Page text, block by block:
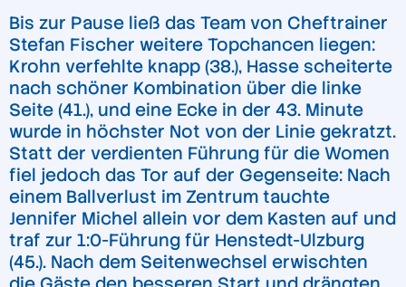
Bis zur Pause ließ das Team von Cheftrainer
Stefan Fischer weitere Topchancen liegen:
Krohn verfehlte knapp (38.), Hasse scheiterte
nach schöner Kombination über die linke
Seite (41.), und eine Ecke in der 43. Minute
wurde in höchster Not von der Linie gekratzt.
Statt der verdienten Führung für die Women
fiel jedoch das Tor auf der Gegenseite: Nach
einem Ballverlust im Zentrum tauchte
Jennifer Michel allein vor dem Kasten auf und
traf zur 1:0-Führung für Henstedt-Ulzburg
(45.). Nach dem Seitenwechsel erwischten